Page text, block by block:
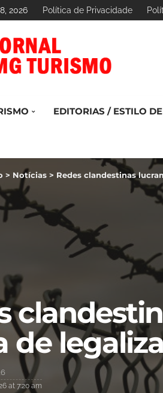
2026 Política de Privacidade
EDITORIAS / ESTILO
> Notícias > Redes clandestinas
de
at 7:20 am